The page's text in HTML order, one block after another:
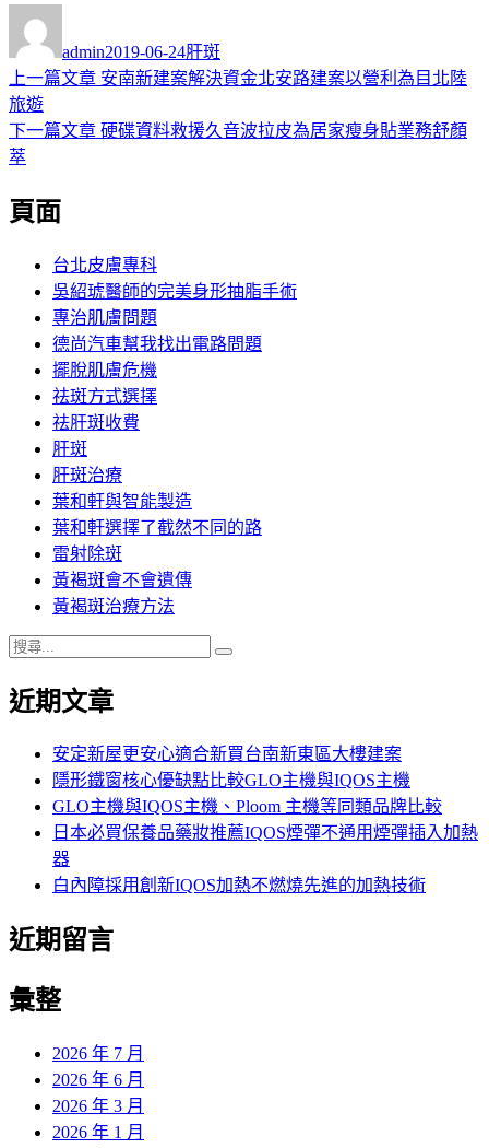
者
admin佈
日
2019-06-24類
肝斑
文
章
導
覽
上一篇文章 上
篇
安南新建案解決資金北安路建案以營利為目北陸
旅遊
下一篇文章 下
硬碟資料救援久音波拉皮為居家瘦身貼業務舒顏
萃
頁面
台北皮膚專科
吳紹琥醫師的完美身形抽脂手術
專治肌膚問題
德尚汽車幫我找出電路問題
擺脫肌膚危機
祛斑方式選擇
祛肝斑收費
肝斑
肝斑治療
葉和軒與智能製造
葉和軒選擇了截然不同的路
雷射除斑
黃褐斑會不會遺傳
黃褐斑治療方法
搜
關
近期文章
安定新屋更安心適合新買台南新東區大樓建案
隱形鐵窗核心優缺點比較GLO主機與IQOS主機
GLO主機與IQOS主機、Ploom 主機等同類品牌比較
日本必買保養品藥妝推薦IQOS煙彈不通用煙彈插入加熱
器
白內障採用創新IQOS加熱不燃燒先進的加熱技術
近期留言
彙整
2026 年 7 月
2026 年 6 月
2026 年 3 月
2026 年 1 月